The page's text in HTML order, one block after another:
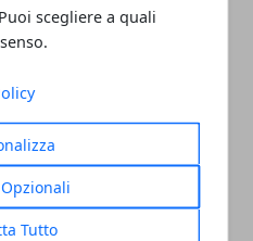
scegliere a quali
Tutto
Banfi
in Informatica scrive con
notizie dal mondo della
portando in Italia le
novità dal mondo.